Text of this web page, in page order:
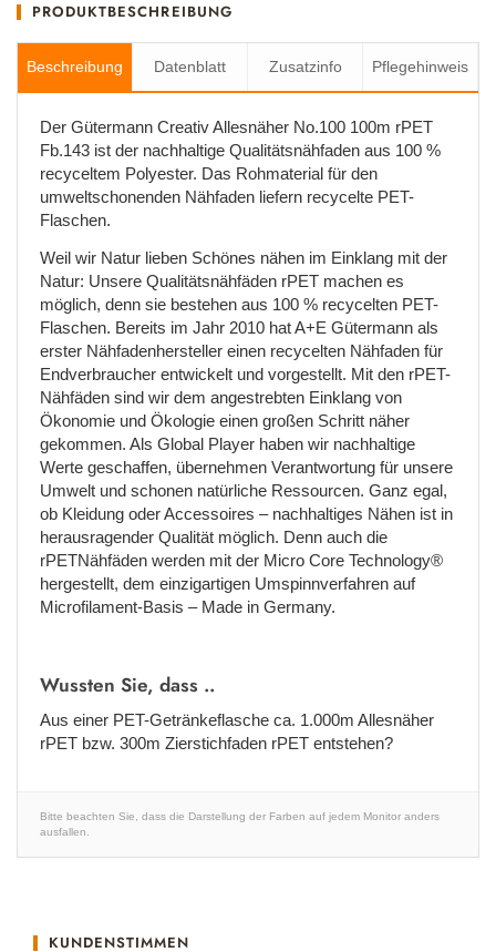
PRODUKTBESCHREIBUNG
Beschreibung Datenblatt Zusatzinfo Pflegehinweis
Der Gütermann Creativ Allesnäher No.100 100m rPET
Fb.143 ist der nachhaltige Qualitätsnähfaden aus 100 %
recyceltem Polyester. Das Rohmaterial für den
umweltschonenden Nähfaden liefern recycelte PET-
Flaschen.
Weil wir Natur lieben Schönes nähen im Einklang mit der
Natur: Unsere Qualitätsnähfäden rPET machen es
möglich, denn sie bestehen aus 100 % recycelten PET-
Flaschen. Bereits im Jahr 2010 hat A+E Gütermann als
erster Nähfadenhersteller einen recycelten Nähfaden für
Endverbraucher entwickelt und vorgestellt. Mit den rPET-
Nähfäden sind wir dem angestrebten Einklang von
Ökonomie und Ökologie einen großen Schritt näher
gekommen. Als Global Player haben wir nachhaltige
Werte geschaffen, übernehmen Verantwortung für unsere
Umwelt und schonen natürliche Ressourcen. Ganz egal,
ob Kleidung oder Accessoires – nachhaltiges Nähen ist in
herausragender Qualität möglich. Denn auch die
rPETNähfäden werden mit der Micro Core Technology®
hergestellt, dem einzigartigen Umspinnverfahren auf
Microfilament-Basis – Made in Germany.
Wussten Sie, dass ..
Aus einer PET-Getränkeflasche ca. 1.000m Allesnäher
rPET bzw. 300m Zierstichfaden rPET entstehen?
Bitte beachten Sie, dass die Darstellung der Farben auf jedem Monitor anders
ausfallen.
KUNDENSTIMMEN